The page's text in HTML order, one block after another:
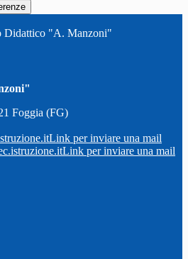
Didattico "A. Manzoni"
Foggia (FG)
Link per inviare una mail
Link per inviare una mail